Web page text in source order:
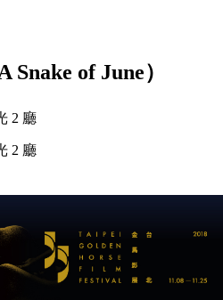
Snake of June）
2 廳
2 廳